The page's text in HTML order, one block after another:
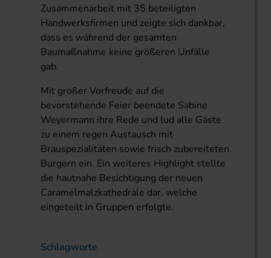
Zusammenarbeit mit 35 beteiligten
Handwerksfirmen und zeigte sich dankbar,
dass es während der gesamten
Baumaßnahme keine größeren Unfälle
gab.
Mit großer Vorfreude auf die
bevorstehende Feier beendete Sabine
Weyermann ihre Rede und lud alle Gäste
zu einem regen Austausch mit
Brauspezialitäten sowie frisch zubereiteten
Burgern ein. Ein weiteres Highlight stellte
die hautnahe Besichtigung der neuen
Caramelmalzkathedrale dar, welche
eingeteilt in Gruppen erfolgte.
Schlagworte